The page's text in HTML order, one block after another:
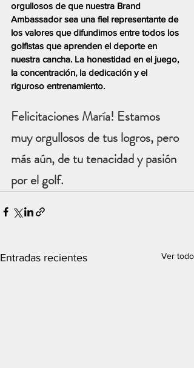
orgullosos de que nuestra Brand
Ambassador sea una fiel representante de
los valores que difundimos entre todos los
golfistas que aprenden el deporte en
nuestra cancha. La honestidad en el juego,
la concentración, la dedicación y el
riguroso entrenamiento.
Felicitaciones María! Estamos
muy orgullosos de tus logros, pero
más aún, de tu tenacidad y pasión
por el golf.
Entradas recientes Ver todo